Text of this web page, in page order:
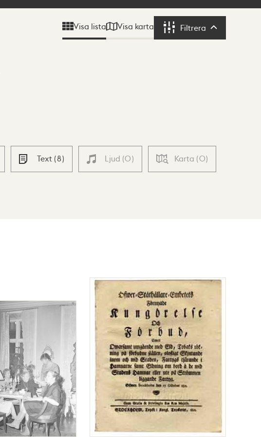
Visa lista Visa karta Filtrera Filtrera
Text (8) Ljud (0) Karta (0)